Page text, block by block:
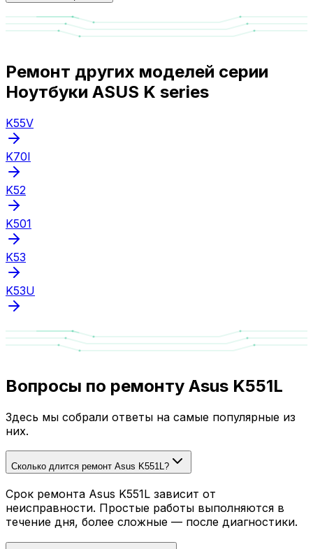
Ремонт других моделей серии
Ноутбуки ASUS K series
K55V
K70I
K52
K501
K53
K53U
Вопросы по ремонту Asus K551L
Здесь мы собрали ответы на самые популярные из
них.
Сколько длится ремонт Asus K551L?
Срок ремонта Asus K551L зависит от
неисправности. Простые работы выполняются в
течение дня, более сложные — после диагностики.